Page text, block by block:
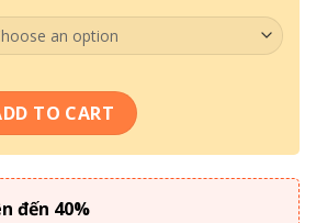
Tranh Quán Bida 081 quantity
TO CART
đến 40%